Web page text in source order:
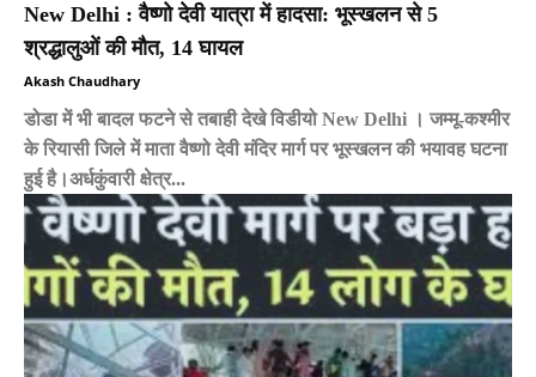
New Delhi : वैष्णो देवी यात्रा में हादसा: भूस्खलन से 5
श्रद्धालुओं की मौत, 14 घायल
Akash Chaudhary
डोडा में भी बादल फटने से तबाही देखे विडीयो New Delhi । जम्मू-कश्मीर
के रियासी जिले में माता वैष्णो देवी मंदिर मार्ग पर भूस्खलन की भयावह घटना
हुई है।अर्धकुंवारी क्षेत्र...